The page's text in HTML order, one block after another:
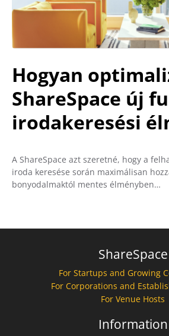
Hogyan
ShareSpace új
irodakeresési
A ShareSpace azt szeretné, hogy a
iroda keresése során maximálisan
bonyodalmaktól mentes élményben…
ShareSpace
For Startups and Growing
For Corporations and
For Venue Hosts
Information